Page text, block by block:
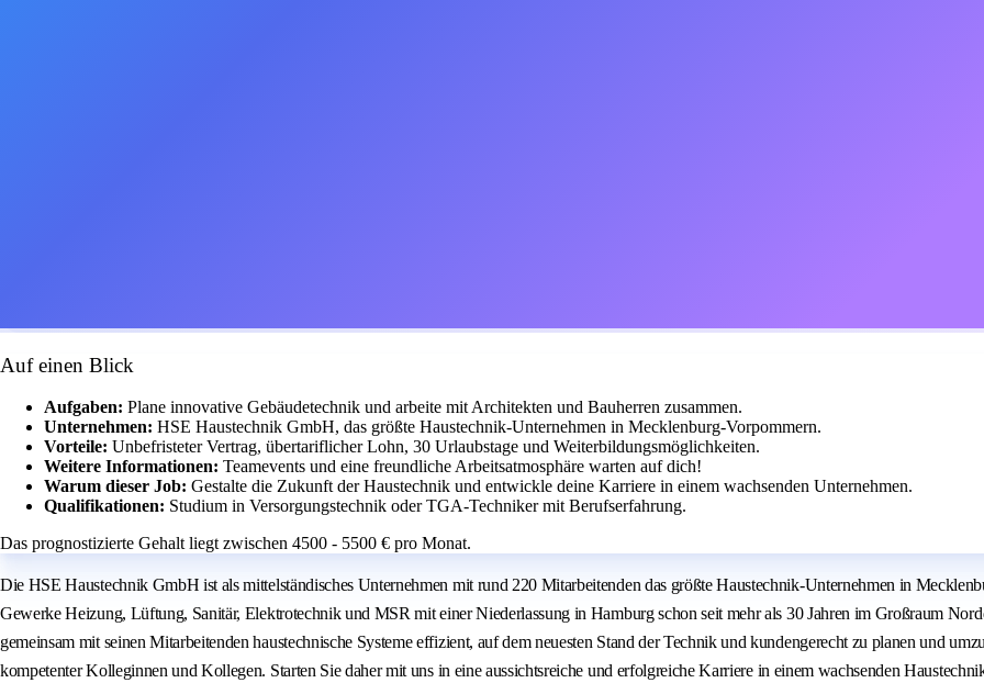
Auf einen Blick
Aufgaben: Plane innovative Gebäudetechnik und arbeite mit Architekten und Bauherren zusammen.
Unternehmen: HSE Haustechnik GmbH, das größte Haustechnik-Unternehmen in Mecklenburg-Vorpommern.
Vorteile: Unbefristeter Vertrag, übertariflicher Lohn, 30 Urlaubstage und Weiterbildungsmöglichkeiten.
Weitere Informationen: Teamevents und eine freundliche Arbeitsatmosphäre warten auf dich!
Warum dieser Job: Gestalte die Zukunft der Haustechnik und entwickle deine Karriere in einem wachsenden Unternehmen.
Qualifikationen: Studium in Versorgungstechnik oder TGA-Techniker mit Berufserfahrung.
Das prognostizierte Gehalt liegt zwischen 4500 - 5500 € pro Monat.
Die HSE Haustechnik GmbH ist als mittelständisches Unternehmen mit rund 220 Mitarbeitenden das größte Haustechnik-Unternehmen in
Gewerke Heizung, Lüftung, Sanitär, Elektrotechnik und MSR mit einer Niederlassung in Hamburg schon seit mehr als 30 Jahren im Großraum
gemeinsam mit seinen Mitarbeitenden haustechnische Systeme effizient, auf dem neuesten Stand der Technik und kundengerecht zu planen und
kompetenter Kolleginnen und Kollegen. Starten Sie daher mit uns in eine aussichtsreiche und erfolgreiche Karriere in einem wachsenden